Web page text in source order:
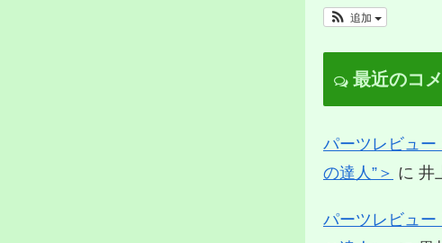
追加
最近のコ
パーツレビュ
の達人”＞ に 井
パーツレビュ